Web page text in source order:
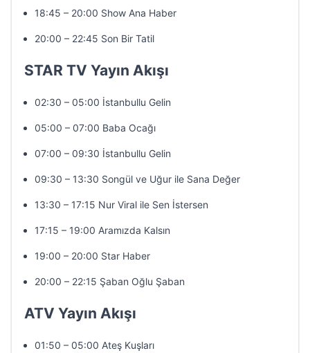
18:45 – 20:00 Show Ana Haber
20:00 – 22:45 Son Bir Tatil
STAR TV Yayın Akışı
02:30 – 05:00 İstanbullu Gelin
05:00 – 07:00 Baba Ocağı
07:00 – 09:30 İstanbullu Gelin
09:30 – 13:30 Songül ve Uğur ile Sana Değer
13:30 – 17:15 Nur Viral ile Sen İstersen
17:15 – 19:00 Aramızda Kalsın
19:00 – 20:00 Star Haber
20:00 – 22:15 Şaban Oğlu Şaban
ATV Yayın Akışı
01:50 – 05:00 Ateş Kuşları